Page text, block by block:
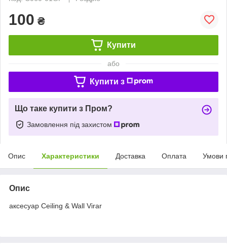
100 ₴
Купити
або
Купити з
Що таке купити з Пром?
Замовлення під захистом
Опис Характеристики Доставка Оплата Умови
Опис
аксесуар Ceiling & Wall Virar